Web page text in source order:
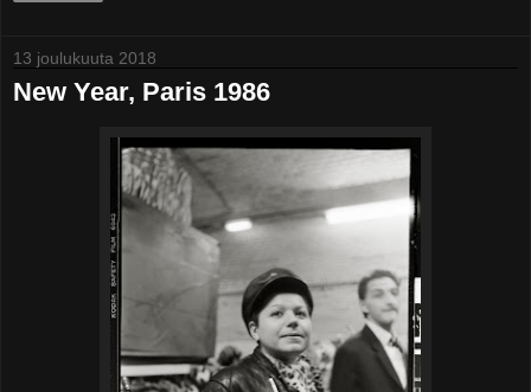
13 joulukuuta 2018
New Year, Paris 1986